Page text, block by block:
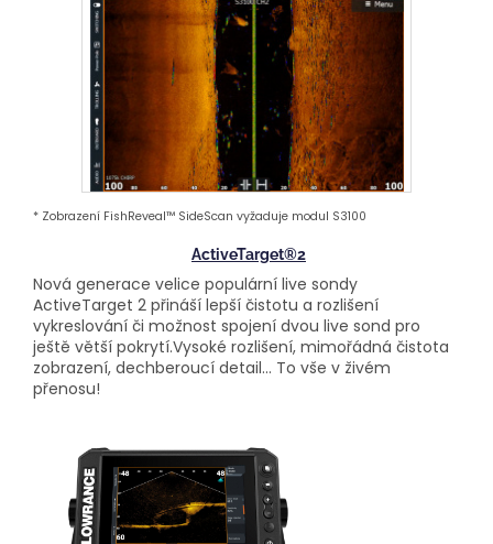
* Zobrazení FishReveal™ SideScan vyžaduje modul S3100
ActiveTarget®2
Nová generace velice populární live sondy
ActiveTarget 2 přináší lepší čistotu a rozlišení
vykreslování či možnost spojení dvou live sond pro
ještě větší pokrytí.Vysoké rozlišení, mimořádná čistota
zobrazení, dechberoucí detail... To vše v živém
přenosu!